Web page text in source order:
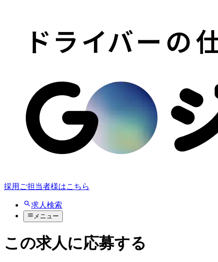
採用ご担当者様はこちら
求人検索
メニュー
この求人に応募する